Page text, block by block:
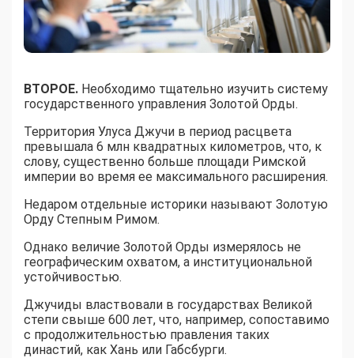
ВТОРОЕ. Необходимо тщательно изучить систему
государственного управления Золотой Орды.
Территория Улуса Джучи в период расцвета
превышала 6 млн квадратных километров, что, к
слову, существенно больше площади Римской
империи во время ее максимального расширения.
Недаром отдельные историки называют Золотую
Орду Степным Римом.
Однако величие Золотой Орды измерялось не
географическим охватом, а институциональной
устойчивостью.
Джучиды властвовали в государствах Великой
степи свыше 600 лет, что, например, сопоставимо
с продолжительностью правления таких
династий, как Хань или Габсбурги.